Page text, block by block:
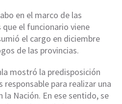
en el marco de las
el funcionario viene
el cargo en diciembre
de las provincias.
mostró la predisposición
para realizar una
Nación. En ese sentido, se